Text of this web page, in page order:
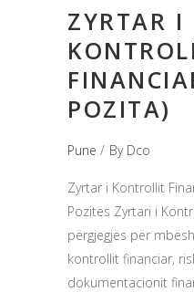
ZYRTAR I
POZITA)
Pune By Dco
Zyrtar i Kontrollit
Pozitës Zyrtari i
përgjegjës për
kontrollit financiar,
dokumentacionit